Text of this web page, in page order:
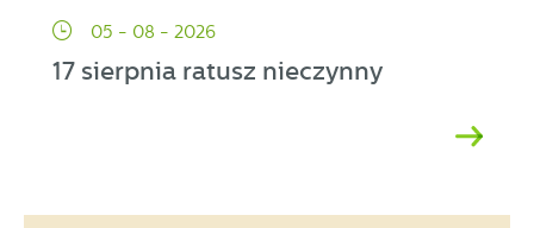
05 - 08 - 2026
17 sierpnia ratusz nieczynny